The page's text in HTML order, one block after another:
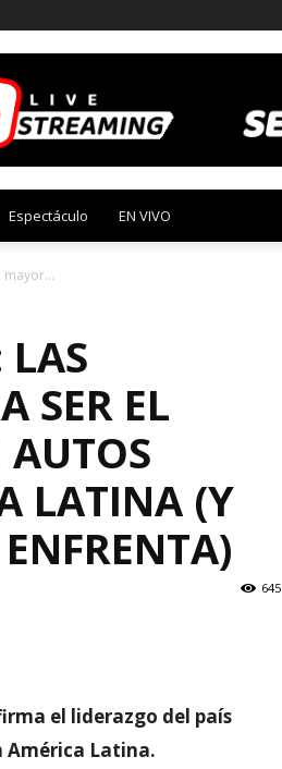
Espectáculo EN VIVO
mayor...
LAS
SER EL
LATINA (Y
645
el liderazgo del país
América Latina.